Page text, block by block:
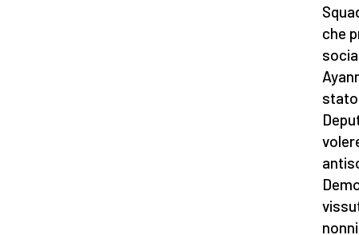
che